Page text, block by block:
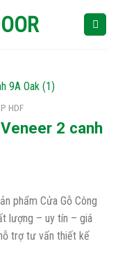
HDF
2 canh
phẩm Cửa Gỗ Công
lượng – uy tín – giá
trợ tư vấn thiết kế